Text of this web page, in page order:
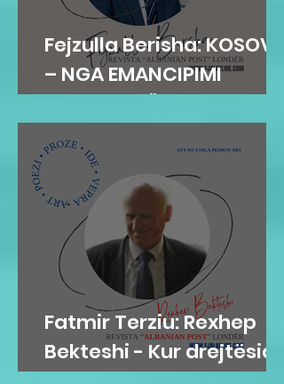
Fejzulla Berisha: KOSOVA
– NGA EMANCIPIMI
ARSIMOR NË
SHTETNDËRTIM
Fatmir Terziu: Rexhep
Bekteshi - Kur drejtësia